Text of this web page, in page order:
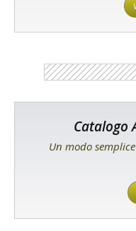
Catalogo
Un modo